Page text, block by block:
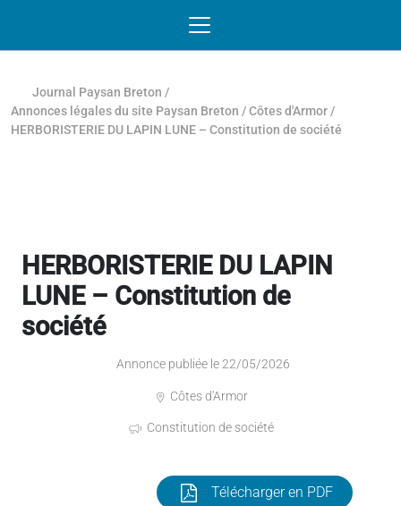
Journal Paysan Breton /
Annonces légales du site Paysan Breton /Côtes d'Armor /
HERBORISTERIE DU LAPIN LUNE – Constitution de société
HERBORISTERIE DU LAPIN
LUNE – Constitution de
société
Annonce publiée le 22/05/2026
Côtes d'Armor
Constitution de société
Télécharger en PDF